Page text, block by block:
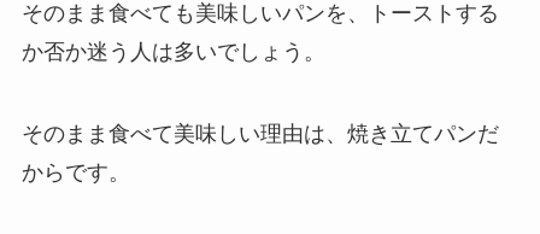
そのまま食べても美味しいパンを、トーストする
か否か迷う人は多いでしょう。
そのまま食べて美味しい理由は、焼き立てパンだ
からです。